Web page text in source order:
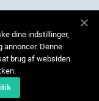
dine indstillinger,
Denne
brug af websiden